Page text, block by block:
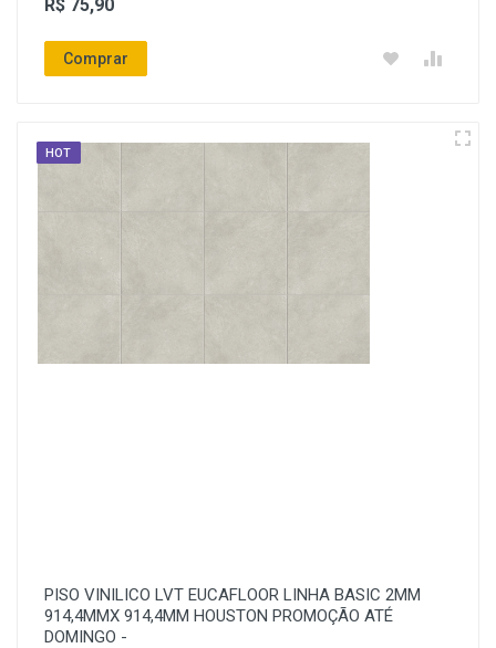
R$ 75,90
Comprar
HOT
PISO VINILICO LVT EUCAFLOOR LINHA BASIC 2MM
914,4MMX 914,4MM HOUSTON PROMOÇÃO ATÉ
DOMINGO -